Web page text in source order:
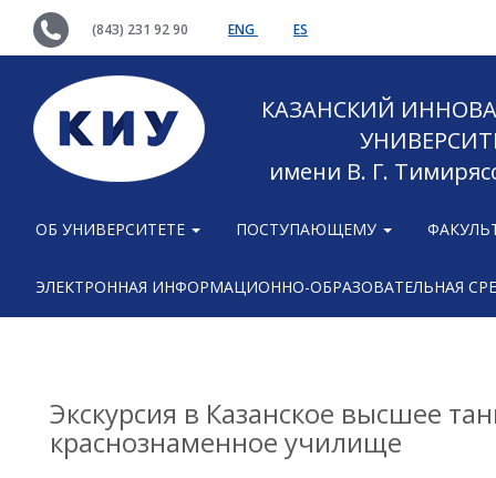
(843) 231 92 90 ENG ES
КАЗАНСКИЙ
имени В. Г.
ОБ УНИВЕРСИТЕТЕ ПОСТУПАЮЩЕМУ
ЭЛЕКТРОННАЯ ИНФОРМАЦИОННО-ОБРАЗОВАТЕЛЬНАЯ
Экскурсия в Казанское высшее
краснознаменное училище